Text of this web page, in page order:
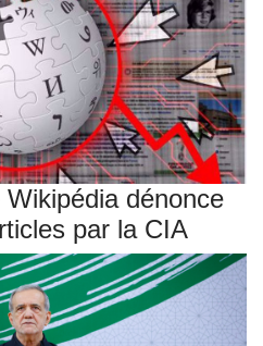
dénonce
par la CIA